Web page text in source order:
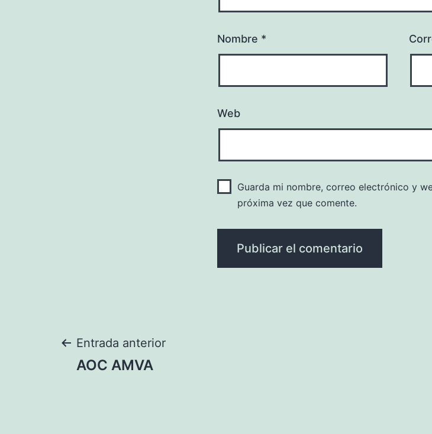
Nombre *
Web
Guarda mi nombre, correo electrónico y
próxima vez que comente.
Navegación
Entrada anterior
AOC AMVA